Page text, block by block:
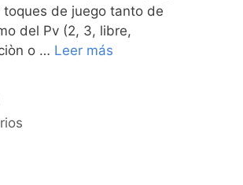
de juego tanto de
del Pv (2, 3, libre,
o … Leer más